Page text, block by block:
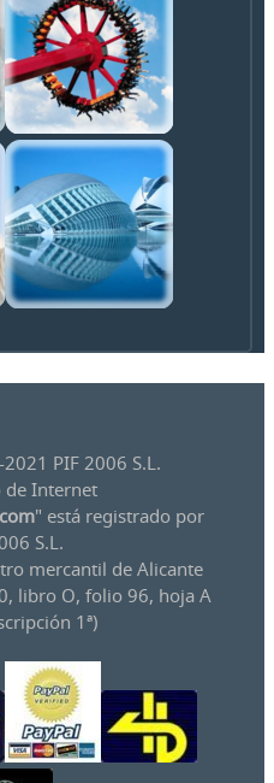
PIF 2006 S.L.
de Internet
" está registrado por
S.L.
mercantil de Alicante
libro O, folio 96, hoja A
1ª)